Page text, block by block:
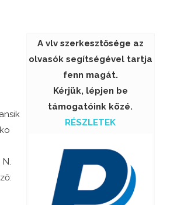
A vlv szerkesztősége az
olvasók segítségével tartja
fenn magát.
Kérjük, lépjen be
támogatóink közé.
RÉSZLETEK